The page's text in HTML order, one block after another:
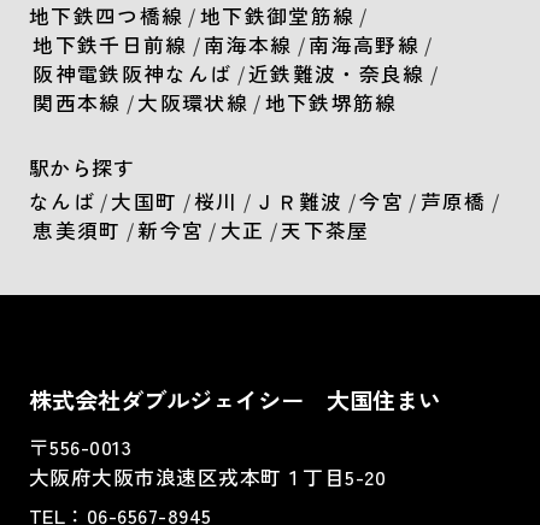
地下鉄四つ橋線 /地下鉄御堂筋線 /
地下鉄千日前線 /南海本線 /南海高野線 /
阪神電鉄阪神なんば /近鉄難波・奈良線 /
関西本線 /大阪環状線 /地下鉄堺筋線
駅から探す
なんば /大国町 /桜川 / ＪＲ難波 /今宮 / 芦原橋 /
恵美須町 /新今宮 / 大正 /天下茶屋
株式会社ダブルジェイシー 大国住まい
〒556-0013
大阪府大阪市浪速区戎本町１丁目5-20
TEL： 06-6567-8945